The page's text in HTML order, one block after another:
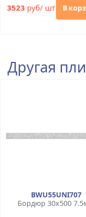
3523 руб/ шт В
Другая
BWU55UNI707
Бордюр 30x500